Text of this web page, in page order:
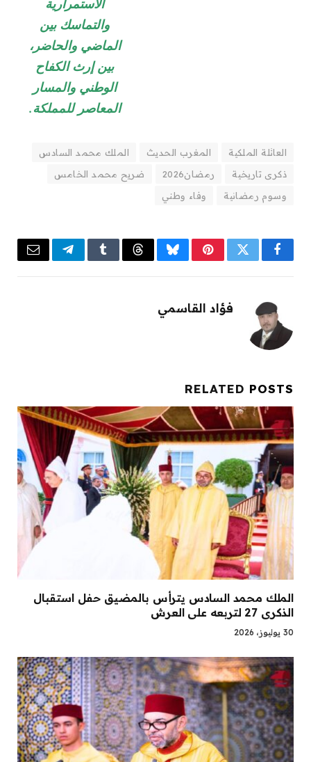
والتماسك بين
الماضي والحاضر،
بين إرث الكفاح
الوطني والمسار
المعاصر للمملكة.
العائلة الملكية المغرب الحديث
الملك محمد السادس
ذكرى تاريخية
رمضان2026
ضريح محمد الخامس
وسوم رمضانية
وفاء وطني
Facebook
Twitter
Pinterest
Bluesky
Threads
Tumblr
Telegram
Email
فؤاد القاسمي
RELATED POSTS
الملك محمد السادس يترأس بالمضيق حفل استقبال
الذكرى 27 لتربعه على العرش
30 يوليوز، 2026